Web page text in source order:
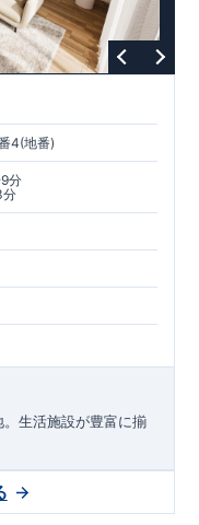
4(地番)
分
分
生活施設が豊富に揃